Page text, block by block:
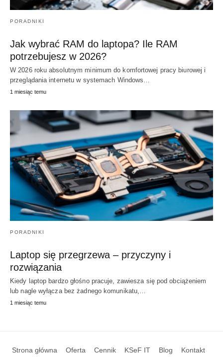
PORADNIKI
Jak wybrać RAM do laptopa? Ile RAM
potrzebujesz w 2026?
W 2026 roku absolutnym minimum do komfortowej pracy biurowej i
przeglądania internetu w systemach Windows…
1 miesiąc temu
PORADNIKI
Laptop się przegrzewa – przyczyny i
rozwiązania
Kiedy laptop bardzo głośno pracuje, zawiesza się pod obciążeniem
lub nagle wyłącza bez żadnego komunikatu,…
1 miesiąc temu
Strona główna Oferta Cennik KSeF IT Blog Kontakt